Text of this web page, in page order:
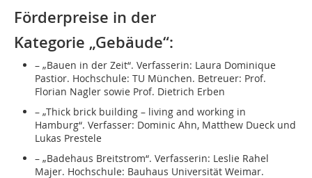
Förderpreise in der
Kategorie „Gebäude“:
– „Bauen in der Zeit“. Verfasserin: Laura Dominique
Pastior. Hochschule: TU München. Betreuer: Prof.
Florian Nagler sowie Prof. Dietrich Erben
– „Thick brick building – living and working in
Hamburg“. Verfasser: Dominic Ahn, Matthew Dueck und
Lukas Prestele
– „Badehaus Breitstrom“. Verfasserin: Leslie Rahel
Majer. Hochschule: Bauhaus Universität Weimar.